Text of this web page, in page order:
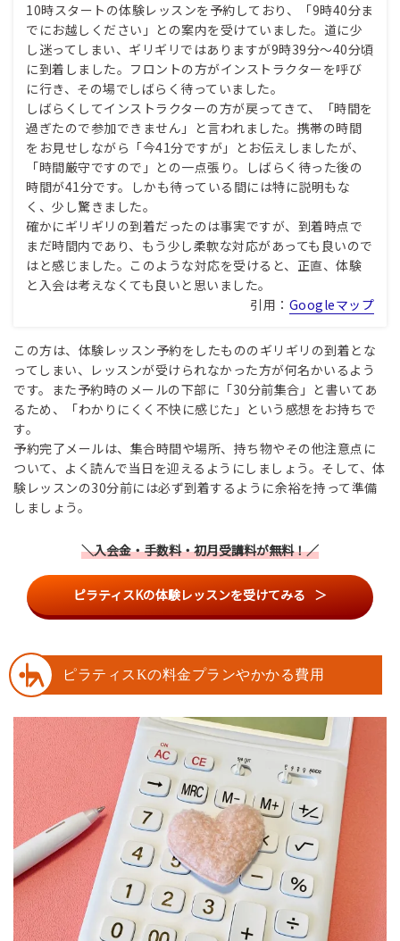
10時スタートの体験レッスンを予約しており、「9時40分ま
でにお越しください」との案内を受けていました。道に少
し迷ってしまい、ギリギリではありますが9時39分〜40分頃
に到着しました。フロントの方がインストラクターを呼び
に行き、その場でしばらく待っていました。
しばらくしてインストラクターの方が戻ってきて、「時間を
過ぎたので参加できません」と言われました。携帯の時間
をお見せしながら「今41分ですが」とお伝えしましたが、
「時間厳守ですので」との一点張り。しばらく待った後の
時間が41分です。しかも待っている間には特に説明もな
く、少し驚きました。
確かにギリギリの到着だったのは事実ですが、到着時点で
まだ時間内であり、もう少し柔軟な対応があっても良いので
はと感じました。このような対応を受けると、正直、体験
と入会は考えなくても良いと思いました。
引用： Googleマップ
この方は、体験レッスン予約をしたもののギリギリの到着とな
ってしまい、レッスンが受けられなかった方が何名かいるよう
です。また予約時のメールの下部に「30分前集合」と書いてあ
るため、「わかりにくく不快に感じた」という感想をお持ちで
す。
予約完了メールは、集合時間や場所、持ち物やその他注意点に
ついて、よく読んで当日を迎えるようにしましょう。そして、体
験レッスンの30分前には必ず到着するように余裕を持って準備
しましょう。
＼入会金・手数料・初月受講料が無料！／
ピラティスKの体験レッスンを受けてみる
ピラティスKの料金プランやかかる費用